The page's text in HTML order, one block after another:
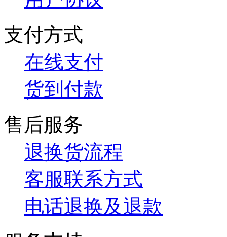
支付方式
在线支付
货到付款
售后服务
退换货流程
客服联系方式
电话退换及退款